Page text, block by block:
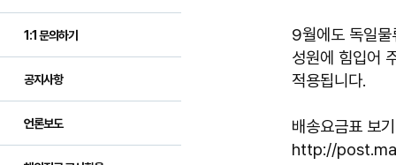
1:1 문의하기
공지사항
언론보도
9월에도 독일물
성원에 힘입어
적용됩니다.
배송요금표 보기
http://